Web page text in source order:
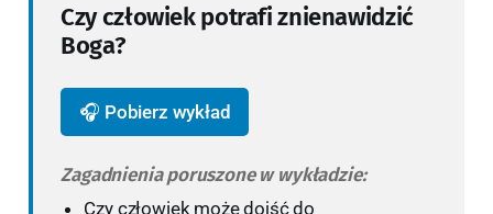
Czy człowiek potrafi znienawidzić
Boga?
🎧 Pobierz wykład
Zagadnienia poruszone w wykładzie:
Czy człowiek może dojść do